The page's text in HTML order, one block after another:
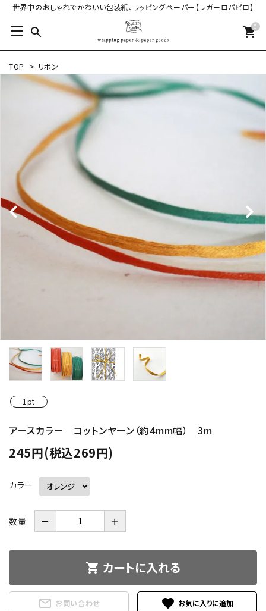
世界中のおしゃれでかわいい包装紙、ラッピングペーパー【レガーロパピロ】
search 0
shopping_cart
TOP > リボン
1pt
アースカラー コットンヤーン（約4mm幅） 3m
245円(税込269円)
カラー
数量 － ＋
shopping_cart カートに入れる
mail_outline お問い合わせ favorite